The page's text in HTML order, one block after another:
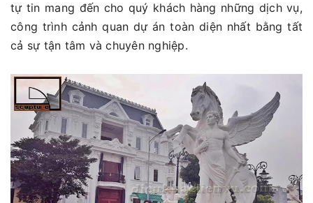
tự tin mang đến cho quý khách hàng những dịch vụ,
công trình cảnh quan dự án toàn diện nhất bằng tất
cả sự tận tâm và chuyên nghiệp.